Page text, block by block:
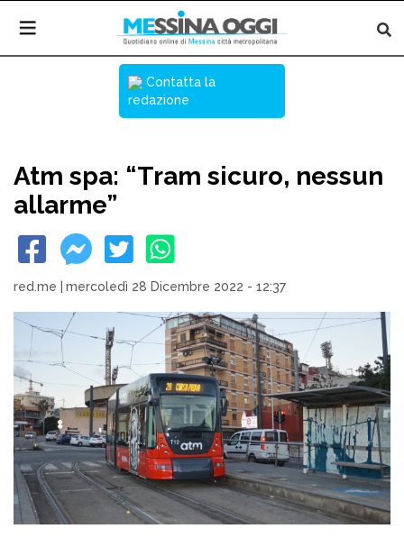
Contatta la
redazione
Atm spa: “Tram sicuro, nessun
allarme”
red.me mercoledì 28 Dicembre 2022 - 12:37